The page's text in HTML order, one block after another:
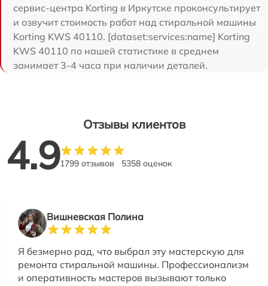
сервис-центра Korting в Иркутске проконсультирует
и озвучит стоимость работ над стиральной машины
Korting KWS 40110. [dataset:services:name] Korting
KWS 40110 по нашей статистике в среднем
занимает 3-4 часа при наличии деталей.
Отзывы клиентов
4.91799 отзывов 5358 оценок
Вишневская Полина
Я безмерно рад, что выбрал эту мастерскую для
ремонта стиральной машины. Профессионализм
и оперативность мастеров вызывают только